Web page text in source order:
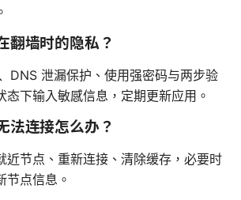
翻墙时的隐私？
DNS 泄漏保护、使用强密码与两步验
态下输入敏感信息，定期更新应用。
法连接怎么办？
近节点、重新连接、清除缓存，必要时
节点信息。